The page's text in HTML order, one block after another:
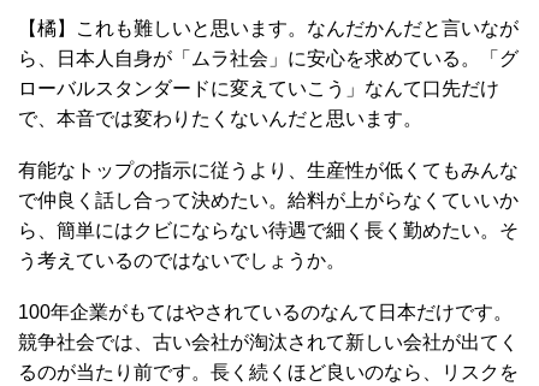
【橘】これも難しいと思います。なんだかんだと言いなが
ら、日本人自身が「ムラ社会」に安心を求めている。「グ
ローバルスタンダードに変えていこう」なんて口先だけ
で、本音では変わりたくないんだと思います。
有能なトップの指示に従うより、生産性が低くてもみんな
で仲良く話し合って決めたい。給料が上がらなくていいか
ら、簡単にはクビにならない待遇で細く長く勤めたい。そ
う考えているのではないでしょうか。
100年企業がもてはやされているのなんて日本だけです。
競争社会では、古い会社が淘汰されて新しい会社が出てく
るのが当たり前です。長く続くほど良いのなら、リスクを